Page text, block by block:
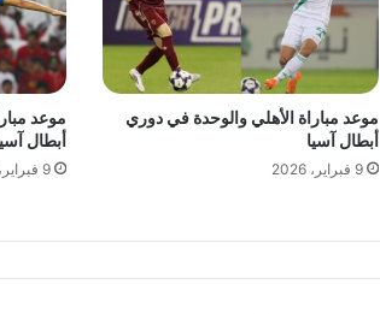
موعد مباراة الأهلي والوحدة في دوري
أبطال آسيا
9 فبراير، 2026
موعد
أبطال
9 فبراير، 2026